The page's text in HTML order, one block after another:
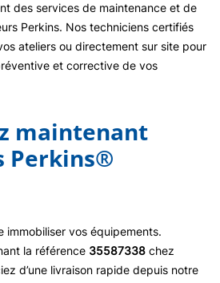
des services de maintenance et de
Perkins. Nos techniciens certifiés
ateliers ou directement sur site pour
et corrective de vos
maintenant
Perkins®
immobiliser vos équipements.
la référence 35587338 chez
d’une livraison rapide depuis notre